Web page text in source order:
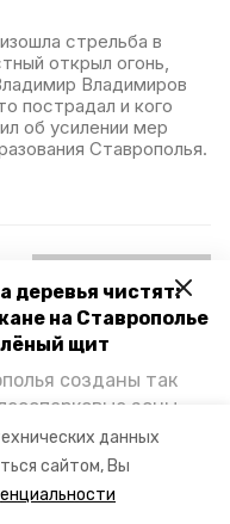
данных
сайтом, Вы
деревья чистят:
на Ставрополье
щит
созданы так
зоны,
выхлопных
ли они с
и
узнала
стрельба в
открыл огонь,
Владимиров
пострадал и кого
об усилении мер
Ставрополья.
сразу 13
губернатора